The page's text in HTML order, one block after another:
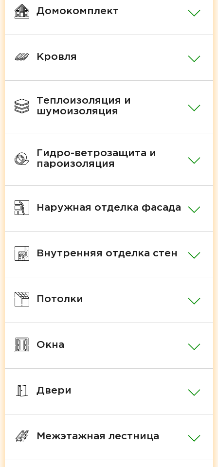
Домокомплект
Кровля
Теплоизоляция и
шумоизоляция
Гидро-ветрозащита и
пароизоляция
Наружная отделка фасада
Внутренняя отделка стен
Потолки
Окна
Двери
Межэтажная лестница